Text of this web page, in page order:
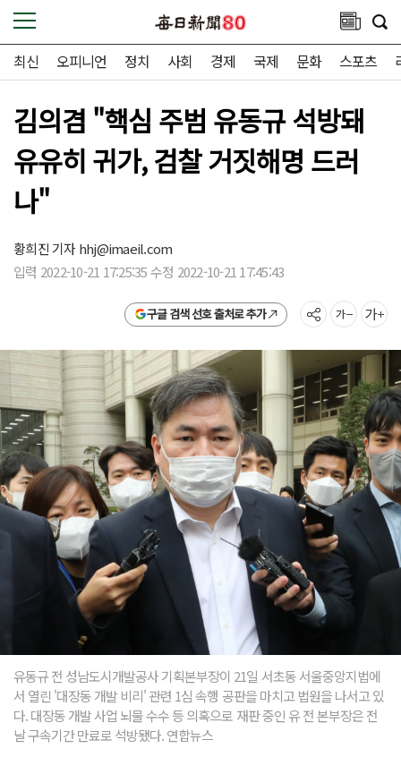
최신 오피니언 정치 사회 경제 국제 문화 스포츠
김의겸 "핵심 주범 유동규 석방돼
유유히 귀가, 검찰 거짓해명 드러
나"
황희진 기자hhj@imaeil.com
입력 2022-10-21 17:25:35 수정 2022-10-21 17:45:43
구글 검색 선호 출처로 추가
유동규 전 성남도시개발공사 기획본부장이 21일 서초동 서울중앙지법에
서 열린 '대장동 개발 비리' 관련 1심 속행 공판을 마치고 법원을 나서고 있
다. 대장동 개발 사업 뇌물 수수 등 의혹으로 재판 중인 유 전 본부장은 전
날 구속기간 만료로 석방됐다. 연합뉴스